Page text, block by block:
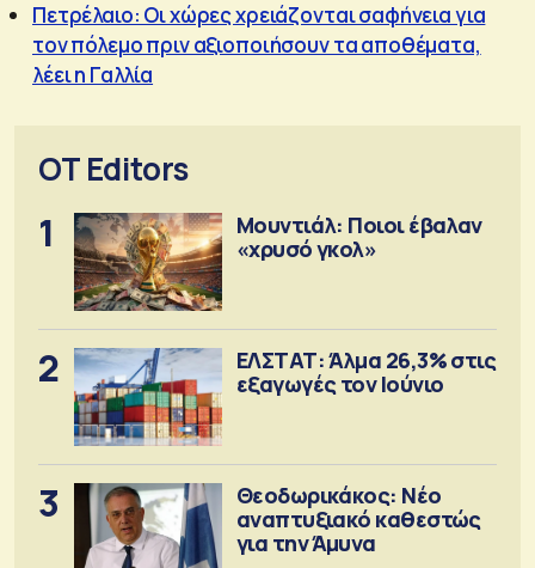
Πετρέλαιο: Οι χώρες χρειάζονται σαφήνεια για
τον πόλεμο πριν αξιοποιήσουν τα αποθέματα,
λέει η Γαλλία
OT Editors
1
Μουντιάλ: Ποιοι έβαλαν
«χρυσό γκολ»
2
ΕΛΣΤΑΤ: Άλμα 26,3% στις
εξαγωγές τον Ιούνιο
3
Θεοδωρικάκος: Νέο
αναπτυξιακό καθεστώς
για την Άμυνα